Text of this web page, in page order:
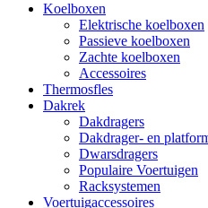
Koelboxen
Elektrische koelboxen
Passieve koelboxen
Zachte koelboxen
Accessoires
Thermosfles
Dakrek
Dakdragers
Dakdrager- en
Dwarsdragers
Populaire Voertuigen
Racksystemen
Voertuigaccessoires